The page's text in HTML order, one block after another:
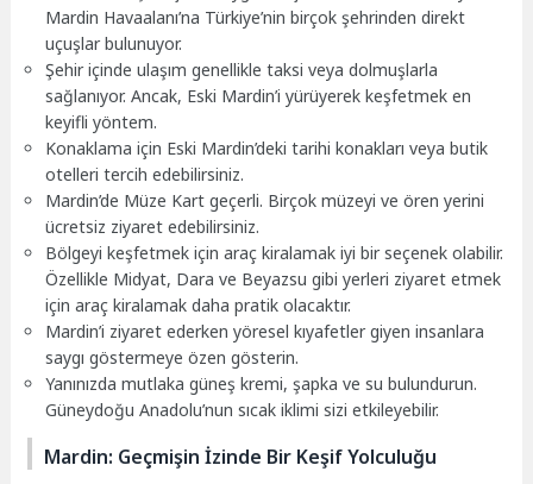
Mardin Havaalanı’na Türkiye’nin birçok şehrinden direkt
uçuşlar bulunuyor.
Şehir içinde ulaşım genellikle taksi veya dolmuşlarla
sağlanıyor. Ancak, Eski Mardin’i yürüyerek keşfetmek en
keyifli yöntem.
Konaklama için Eski Mardin’deki tarihi konakları veya butik
otelleri tercih edebilirsiniz.
Mardin’de Müze Kart geçerli. Birçok müzeyi ve ören yerini
ücretsiz ziyaret edebilirsiniz.
Bölgeyi keşfetmek için araç kiralamak iyi bir seçenek olabilir.
Özellikle Midyat, Dara ve Beyazsu gibi yerleri ziyaret etmek
için araç kiralamak daha pratik olacaktır.
Mardin’i ziyaret ederken yöresel kıyafetler giyen insanlara
saygı göstermeye özen gösterin.
Yanınızda mutlaka güneş kremi, şapka ve su bulundurun.
Güneydoğu Anadolu’nun sıcak iklimi sizi etkileyebilir.
Mardin: Geçmişin İzinde Bir Keşif Yolculuğu